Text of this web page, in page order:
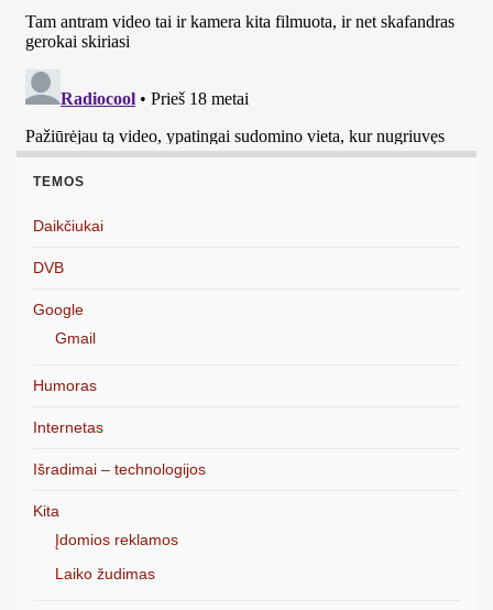
TEMOS
Daikčiukai
DVB
Google
Gmail
Humoras
Internetas
Išradimai – technologijos
Kita
Įdomios reklamos
Laiko žudimas